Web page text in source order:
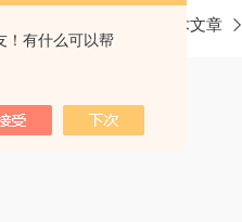
！有什么可以帮
技术文章